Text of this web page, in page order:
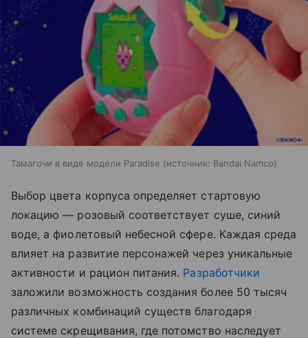
Тамагочи в виде модели Paradise источник: Bandai Namco
Выбор цвета корпуса определяет стартовую
локацию — розовый соответствует суше, синий
воде, а фиолетовый небесной сфере. Каждая среда
влияет на развитие персонажей через уникальные
активности и рацион питания. Разработчики
заложили возможность создания более 50 тысяч
различных комбинаций существ благодаря
системе скрещивания, где потомство наследует